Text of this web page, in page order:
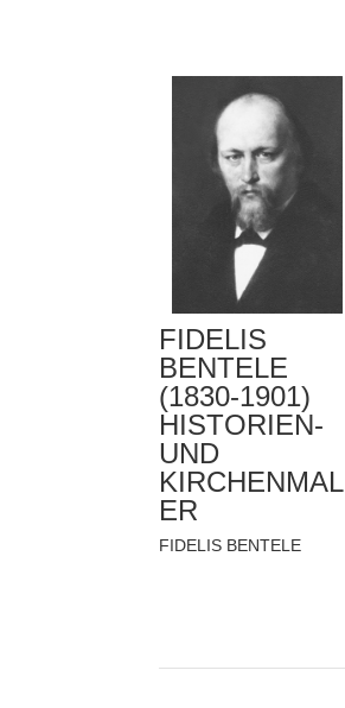
FIDELIS
BENTELE
(1830-1901)
HISTORIEN-
UND
KIRCHENMAL
ER
FIDELIS BENTELE